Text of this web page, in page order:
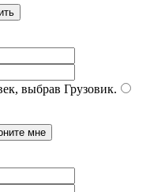
выбрав Грузовик.